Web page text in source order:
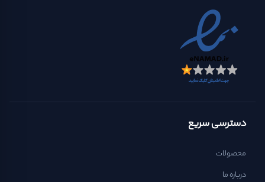
دسترسی سریع
محصولات
درباره ما